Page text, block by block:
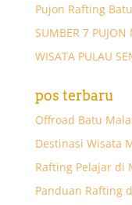
Pujon Rafting
SUMBER 7 PUJON
WISATA PULAU
pos terbaru
Offroad Batu
Destinasi Wisata
Rafting Pelajar di
Panduan Rafting